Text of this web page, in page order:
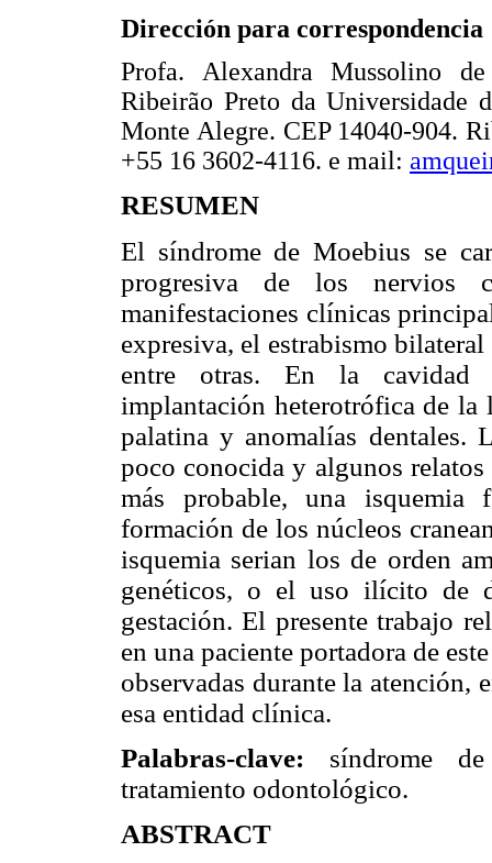
Dirección para correspondencia
Profa. Alexandra Mussolino
Ribeirão Preto da Universidade
Monte Alegre. CEP 14040-904.
+55 16 3602-4116. e mail:
RESUMEN
El síndrome de Moebius se
progresiva de los nervios
manifestaciones clínicas
expresiva, el estrabismo
entre otras. En la cavidad
implantación heterotrófica de
palatina y anomalías dentales.
poco conocida y algunos
más probable, una isquemia
formación de los núcleos
isquemia serian los de orden
genéticos, o el uso ilícito de
gestación. El presente trabajo
en una paciente portadora de
observadas durante la atención,
esa entidad clínica.
Palabras-clave: síndrome
tratamiento odontológico.
ABSTRACT